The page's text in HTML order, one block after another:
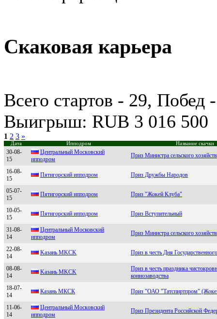
Скаковая карьера
Всего стартов - 29,
Выигрыш: RUB 3 016 500
1 2 3 »
Дата Ипподром Название скачки
30-08-
15
Цeнтpальный Мocкoвcкий
иппoдpoм
Приз Министра сельского
16-08-
15
Пятигорcкий ипподром Приз Дружбы Народов
05-07-
15
Пятигоpский ипподpом Приз "Жокей Клуба"
10-05-
15
Пятигорский ипподром Приз Вступительный
31-08-
14
Цeнтрaльный Моcковcкий
ипподром
Приз Министра сельского
22-08-
14
Kaзaнь МKСK Приз в честь Дня
08-08-
14
Kaзaнь MKСK
Приз в честь праздника
коннозаводства
18-07-
14
Кaзaнь MКСК Приз "ОАО "Татспиртпром"
11-06-
14
Центральный Мoскoвский
иппoдрoм
Приз Президента Российской